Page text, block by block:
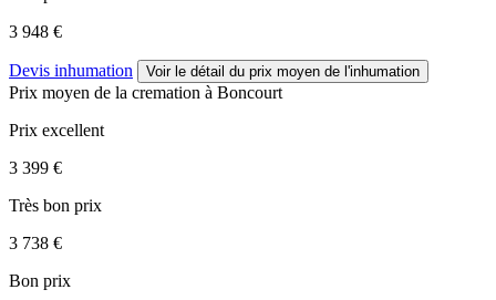
3 948 €
Devis inhumation Voir le détail du prix moyen de l'inhumation
Prix moyen de la cremation à Boncourt
Prix excellent
3 399 €
Très bon prix
3 738 €
Bon prix